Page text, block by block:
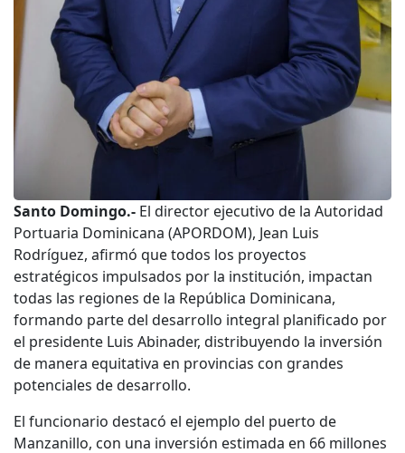
Santo Domingo.- El director ejecutivo de la Autoridad
Portuaria Dominicana (APORDOM), Jean Luis
Rodríguez, afirmó que todos los proyectos
estratégicos impulsados por la institución, impactan
todas las regiones de la República Dominicana,
formando parte del desarrollo integral planificado por
el presidente Luis Abinader, distribuyendo la inversión
de manera equitativa en provincias con grandes
potenciales de desarrollo.
El funcionario destacó el ejemplo del puerto de
Manzanillo, con una inversión estimada en 66 millones